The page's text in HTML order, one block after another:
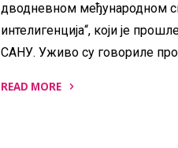
реалности"
дводневном међународном
интелигенција“, који је
САНУ. Уживо су говориле
READ MORE